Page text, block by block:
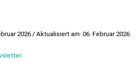
2026 / Aktualisiert am: 06. Februar 2026